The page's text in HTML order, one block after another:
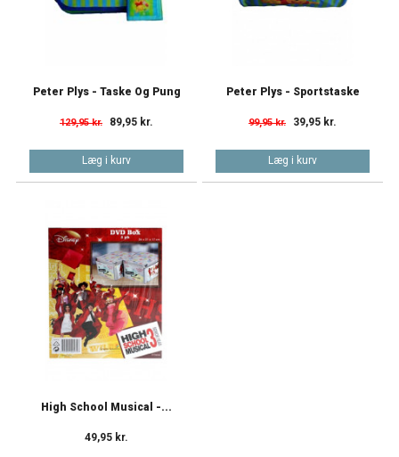
Peter Plys - Taske Og Pung
129,95 kr. 89,95 kr.
Læg i kurv
Peter Plys - Sportstaske
99,95 kr. 39,95 kr.
Læg i kurv
High School Musical -...
49,95 kr.